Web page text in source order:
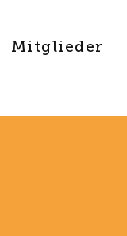
Mitglieder